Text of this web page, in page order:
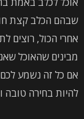
שבהם הכלב קצת
אחרי הכול, רוצים
מבינים שהאוכל
אם כל זה נשמע
להיות בחירה